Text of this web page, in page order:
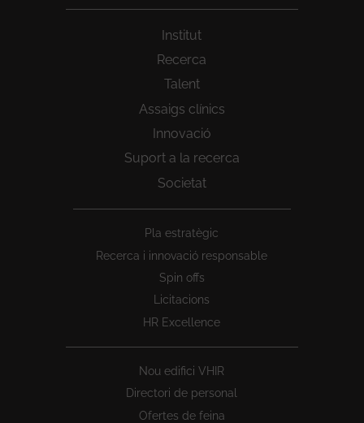
Institut
Recerca
Talent
Assaigs clínics
Innovació
Suport a la recerca
Societat
Pla estratègic
Recerca i innovació responsable
Spin offs
Licitacions
HR Excellence
Nou edifici VHIR
Directori de personal
Ofertes de feina